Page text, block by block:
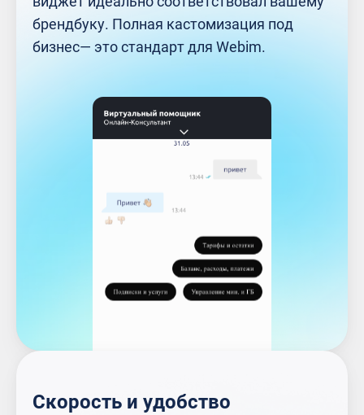
брендбуку. Полная кастомизация под
бизнес— это стандарт для Webim.
Скорость и удобство